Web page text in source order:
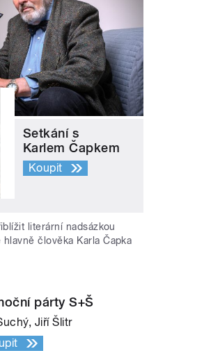
Setkání s
Karlem Čapkem
Koupit
literární nadsázkou
člověka Karla Čapka
párty S+Š
Jiří Šlitr